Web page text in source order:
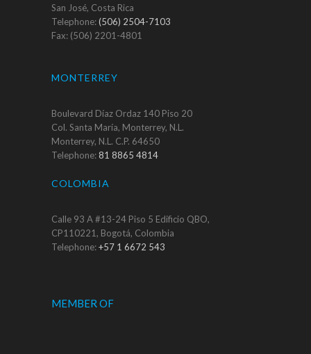
San José, Costa Rica
Telephone:(506) 2504-7103
Fax: (506) 2201-4801
MONTERREY
Boulevard Díaz Ordaz 140 Piso 20
Col. Santa María, Monterrey, N.L.
Monterrey, N.L. C.P. 64650
Telephone:81 8865 4814
COLOMBIA
Calle 93 A #13-24 Piso 5 Edificio QBO,
CP110221, Bogotá, Colombia
Telephone:+57 1 6672 543
MEMBER OF